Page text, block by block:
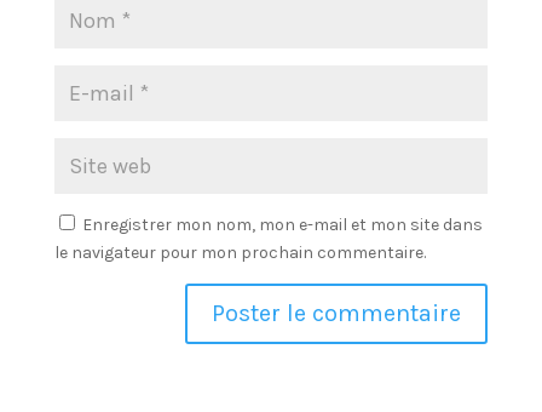
Enregistrer mon nom, mon e-mail et mon site dans
le navigateur pour mon prochain commentaire.